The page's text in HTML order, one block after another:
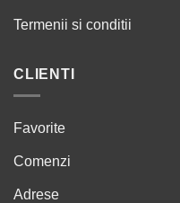
Termenii si conditii
CLIENTI
Favorite
Comenzi
Adrese